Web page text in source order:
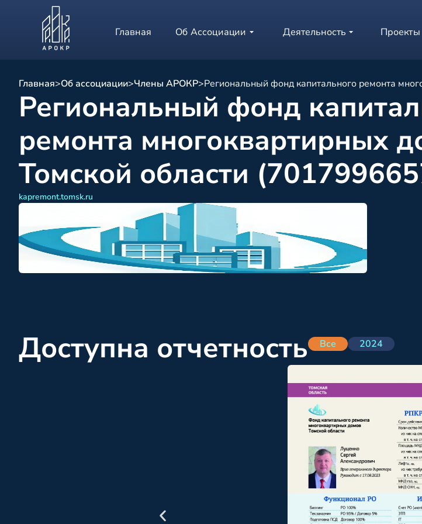
Главная Об Ассоциации Деятельность Проекты
Главная>Об ассоциации>Члены АРОКР>Региональный фонд капитального ремонта
Региональный фонд
ремонта многоквартирных
Томской области
kapremont.tomsk.ru
Доступна отчетность Все 2024